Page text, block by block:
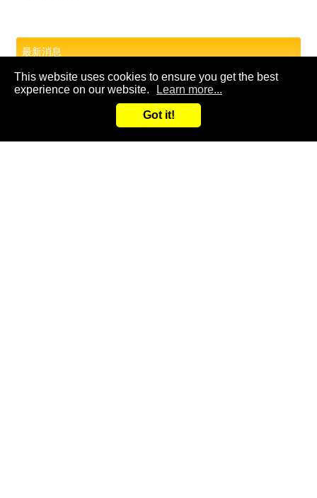
最新消息
参展信息
This website uses cookies to ensure you get the best
experience on our website.
Learn more...
Got it!